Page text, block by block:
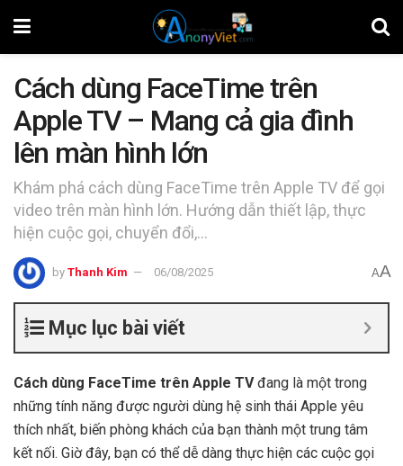
Cách dùng FaceTime trên
Apple TV – Mang cả gia đình
lên màn hình lớn
Khám phá cách dùng FaceTime trên Apple TV để gọi
video trên màn hình lớn. Hướng dẫn thiết lập, thực
hiện cuộc gọi, chuyển đổi,...
by Thanh Kim 06/08/2025 AA
Mục lục bài viết
Cách dùng FaceTime trên Apple TVđang là một trong
những tính năng được người dùng hệ sinh thái Apple yêu
thích nhất, biến phòng khách của bạn thành một trung tâm
kết nối. Giờ đây, bạn có thể dễ dàng thực hiện các cuộc gọi